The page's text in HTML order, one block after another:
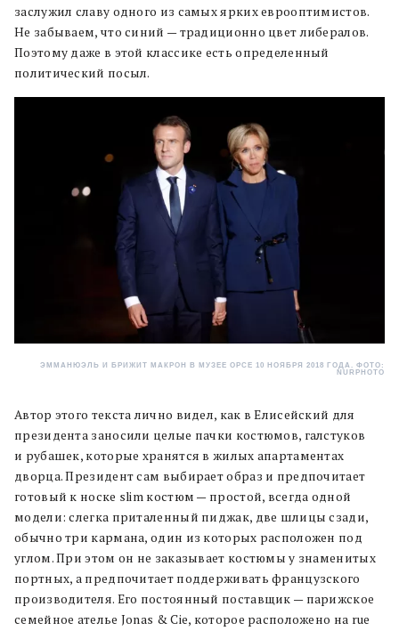
заслужил славу одного из самых ярких еврооптимистов.
Не забываем, что синий — традиционно цвет либералов.
Поэтому даже в этой классике есть определенный
политический посыл.
ЭММАНЮЭЛЬ И БРИЖИТ МАКРОН В МУЗЕЕ ОРСЕ 10 НОЯБРЯ 2018 ГОДА. ФОТО:
NURPHOTO
Автор этого текста лично видел, как в Елисейский для
президента заносили целые пачки костюмов, галстуков
и рубашек, которые хранятся в жилых апартаментах
дворца. Президент сам выбирает образ и предпочитает
готовый к носке slim костюм — простой, всегда одной
модели: слегка приталенный пиджак, две шлицы сзади,
обычно три кармана, один из которых расположен под
углом. При этом он не заказывает костюмы у знаменитых
портных, а предпочитает поддерживать французского
производителя. Его постоянный поставщик — парижское
семейное ателье Jonas & Cie, которое расположено на rue